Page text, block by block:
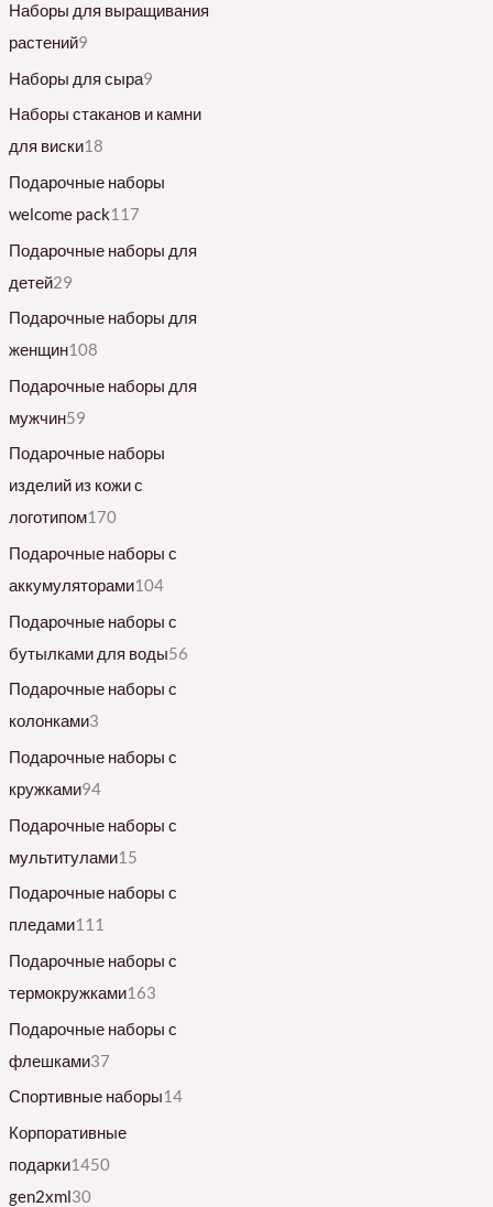
Наборы для выращивания
растений9
Наборы для сыра9
Наборы стаканов и камни
для виски18
Подарочные наборы
welcome pack117
Подарочные наборы для
детей29
Подарочные наборы для
женщин108
Подарочные наборы для
мужчин59
Подарочные наборы
изделий из кожи с
логотипом170
Подарочные наборы с
аккумуляторами104
Подарочные наборы с
бутылками для воды56
Подарочные наборы с
колонками3
Подарочные наборы с
кружками94
Подарочные наборы с
мультитулами15
Подарочные наборы с
пледами111
Подарочные наборы с
термокружками163
Подарочные наборы с
флешками37
Спортивные наборы14
Корпоративные
подарки1450
gen2xml30